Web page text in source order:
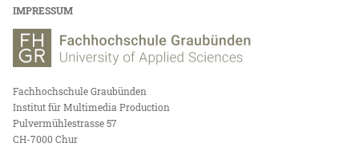
IMPRESSUM
Fachhochschule Graubünden
Institut für Multimedia Production
Pulvermühlestrasse 57
CH-7000 Chur